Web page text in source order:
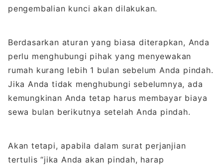
pengembalian kunci akan dilakukan.
Berdasarkan aturan yang biasa diterapkan, Anda
perlu menghubungi pihak yang menyewakan
rumah kurang lebih 1 bulan sebelum Anda pindah.
Jika Anda tidak menghubungi sebelumnya, ada
kemungkinan Anda tetap harus membayar biaya
sewa bulan berikutnya setelah Anda pindah.
Akan tetapi, apabila dalam surat perjanjian
tertulis “jika Anda akan pindah, harap